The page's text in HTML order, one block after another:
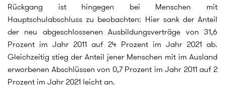
Rückgang ist hingegen bei Menschen mit
Hauptschulabschluss zu beobachten: Hier sank der Anteil
der neu abgeschlossenen Ausbildungsverträge von 31,6
Prozent im Jahr 2011 auf 24 Prozent im Jahr 2021 ab.
Gleichzeitig stieg der Anteil jener Menschen mit im Ausland
erworbenen Abschlüssen von 0,7 Prozent im Jahr 2011 auf 2
Prozent im Jahr 2021 leicht an.